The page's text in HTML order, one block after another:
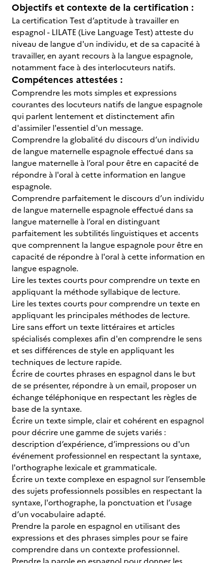
Objectifs et contexte de la certification :
La certification Test d’aptitude à travailler en
espagnol - LILATE (Live Language Test) atteste du
niveau de langue d'un individu, et de sa capacité à
travailler, en ayant recours à la langue espagnole,
notamment face à des interlocuteurs natifs.
Compétences attestées :
Comprendre les mots simples et expressions
courantes des locuteurs natifs de langue espagnole
qui parlent lentement et distinctement afin
d'assimiler l'essentiel d'un message.
Comprendre la globalité du discours d’un individu
de langue maternelle espagnole effectué dans sa
langue maternelle à l’oral pour être en capacité de
répondre à l'oral à cette information en langue
espagnole.
Comprendre parfaitement le discours d’un individu
de langue maternelle espagnole effectué dans sa
langue maternelle à l’oral en distinguant
parfaitement les subtilités linguistiques et accents
que comprennent la langue espagnole pour être en
capacité de répondre à l'oral à cette information en
langue espagnole.
Lire les textes courts pour comprendre un texte en
appliquant la méthode syllabique de lecture.
Lire les textes courts pour comprendre un texte en
appliquant les principales méthodes de lecture.
Lire sans effort un texte littéraires et articles
spécialisés complexes afin d'en comprendre le sens
et ses différences de style en appliquant les
techniques de lecture rapide.
Écrire de courtes phrases en espagnol dans le but
de se présenter, répondre à un email, proposer un
échange téléphonique en respectant les règles de
base de la syntaxe.
Écrire un texte simple, clair et cohérent en espagnol
pour décrire une gamme de sujets variés :
description d’expérience, d’impressions ou d'un
événement professionnel en respectant la syntaxe,
l'orthographe lexicale et grammaticale.
Écrire un texte complexe en espagnol sur l’ensemble
des sujets professionnels possibles en respectant la
syntaxe, l'orthographe, la ponctuation et l’usage
d’un vocabulaire adapté.
Prendre la parole en espagnol en utilisant des
expressions et des phrases simples pour se faire
comprendre dans un contexte professionnel.